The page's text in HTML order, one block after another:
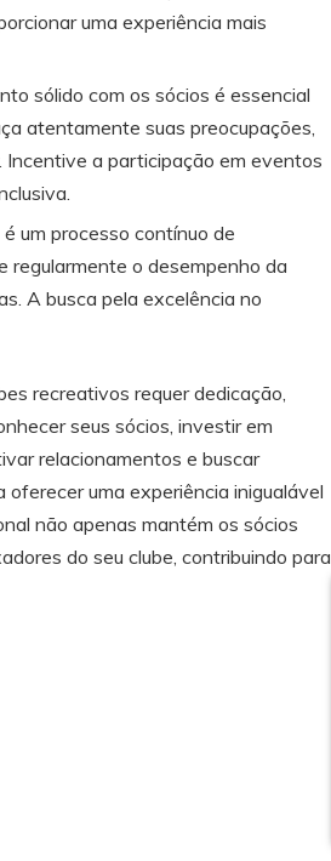
uma experiência mais
sólido com os sócios é essencial
atentamente suas preocupações,
Incentive a participação em eventos
um processo contínuo de
regularmente o desempenho da
A busca pela excelência no
recreativos requer dedicação,
seus sócios, investir em
relacionamentos e buscar
uma experiência inigualável
não apenas mantém os sócios
do seu clube, contribuindo para